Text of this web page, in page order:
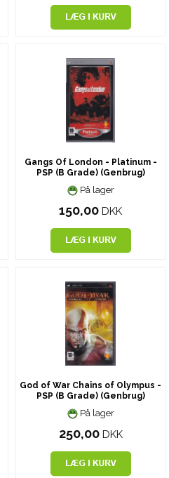
Gangs Of London - Platinum -
PSP (B Grade) (Genbrug)
På lager
150,00 DKK
God of War Chains of Olympus -
PSP (B Grade) (Genbrug)
På lager
250,00 DKK